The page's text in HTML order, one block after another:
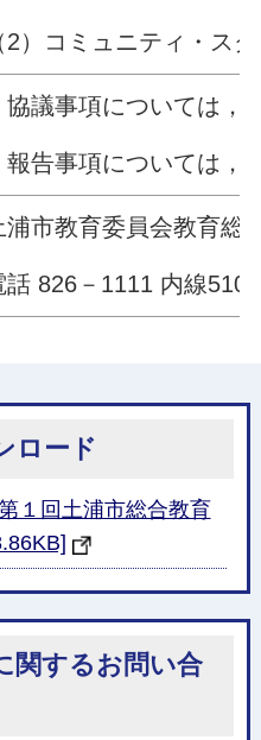
2）コミュニティ・ス
議事項については，
告事項については，
浦市教育委員会教育総
話 826－1111 内線5105
ロード
１回土浦市総合教育
関するお問い合